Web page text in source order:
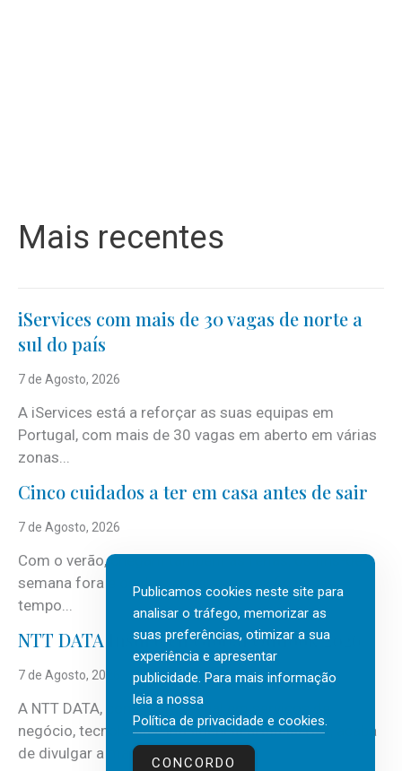
Mais recentes
iServices com mais de 30 vagas de norte a
sul do país
7 de Agosto, 2026
A iServices está a reforçar as suas equipas em
Portugal, com mais de 30 vagas em aberto em várias
zonas...
Cinco cuidados a ter em casa antes de sair
7 de Agosto, 2026
Com o verão, chegam também as férias, os fins-de-
semana fora e os dias em que a casa fica mais
tempo...
NTT DATA Insurtech Global Outlook 2026
7 de Agosto, 2026
A NTT DATA, consultora global em serviços de
negócio, tecnologia e inteligência artificial (IA), acaba
de divulgar a mais recente...
Publicamos cookies neste site para
analisar o tráfego, memorizar as
suas preferências, otimizar a sua
experiência e apresentar
publicidade. Para mais informação
leia a nossa
Política de privacidade e cookies.
CONCORDO